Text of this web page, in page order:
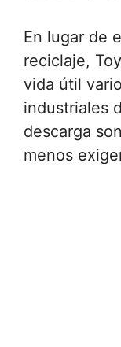
En lugar de
reciclaje,
vida útil
industriales
descarga
menos